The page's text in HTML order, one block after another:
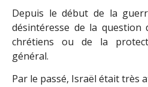
Depuis le début de la
désintéresse de la question
chrétiens ou de la
général.
Par le passé, Israël était très